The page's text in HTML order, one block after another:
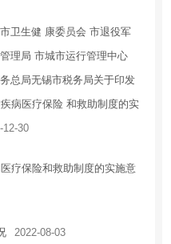
卫生健 康委员会 市退役军
理局 市城市运行管理中心
总局无锡市税务局关于印发
病医疗保险 和救助制度的实
12-30
疗保险和救助制度的实施意
2022-08-03